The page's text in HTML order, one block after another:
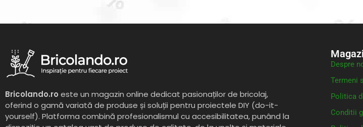
Bricolando.ro este un magazin online dedicat pasionaților de bricolaj,
oferind o gamă variată de produse și soluții pentru proiectele DIY (do-it-
yourself). Platforma combină profesionalismul cu accesibilitatea, punând la
Despre
Termeni
Politica
Conditii